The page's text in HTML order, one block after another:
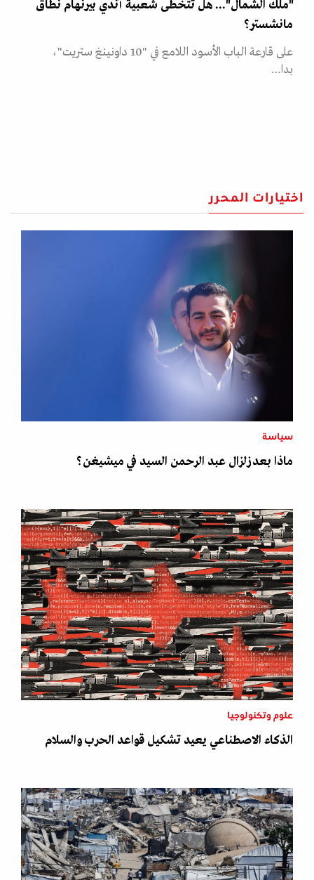
"ملك الشمال"... هل تتخطى شعبية آندي بيرنهام نطاق
مانشستر؟
على قارعة الباب الأسود اللامع في "10 داونينغ ستريت"،
بدا…
اختيارات المحرر
سياسة
ماذا بعد زلزال عبد الرحمن السيد في ميشيغن؟
علوم وتكنولوجيا
الذكاء الاصطناعي يعيد تشكيل قواعد الحرب والسلام